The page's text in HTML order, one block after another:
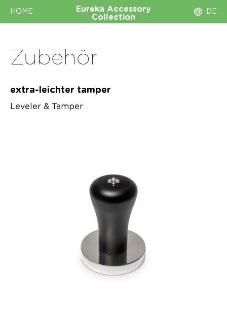
HOME Eureka Accessory
Collection
DE
Zubehör
extra-leichter tamper
Leveler & Tamper